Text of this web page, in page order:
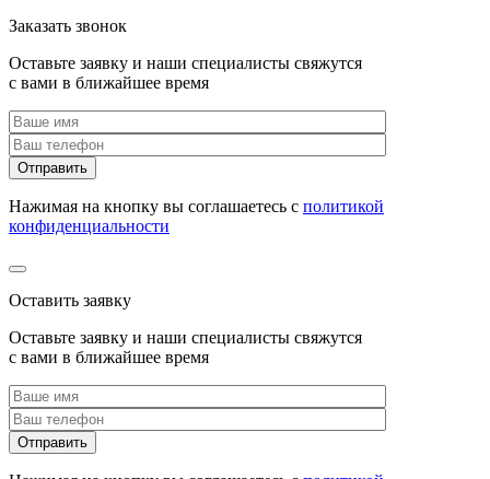
Заказать звонок
Оставьте заявку и наши специалисты свяжутся
с вами в ближайшее время
Нажимая на кнопку вы соглашаетесь с политикой
конфиденциальности
Оставить заявку
Оставьте заявку и наши специалисты свяжутся
с вами в ближайшее время